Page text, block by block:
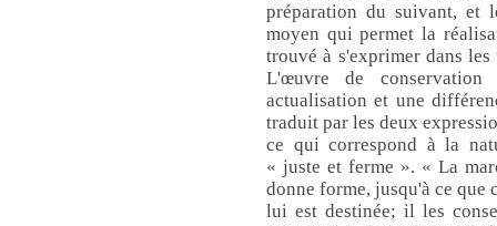
préparation du suivant, et
moyen qui permet la
trouvé à s'exprimer dans
L'œuvre de conservation
actualisation et une
traduit par les deux
ce qui correspond à la
« juste et ferme ». « La
donne forme, jusqu'à ce que
lui est destinée; il les